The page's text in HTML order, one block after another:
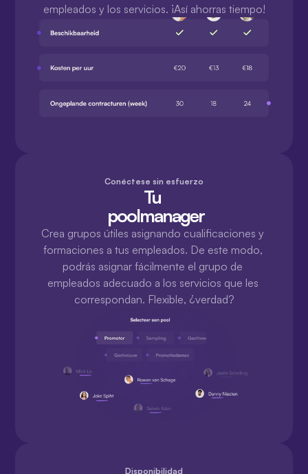
empleados y los servicios. ¡Así ahorras tiempo!
Conéctese sin esfuerzo
Tu
poolmanager
Crea grupos útiles asignando cualificaciones y
formaciones a tus empleados. De este modo,
podrás asignar fácilmente el grupo de
empleados adecuado a los servicios que les
correspondan. Flexible, ¿verdad?
Disponibilidad